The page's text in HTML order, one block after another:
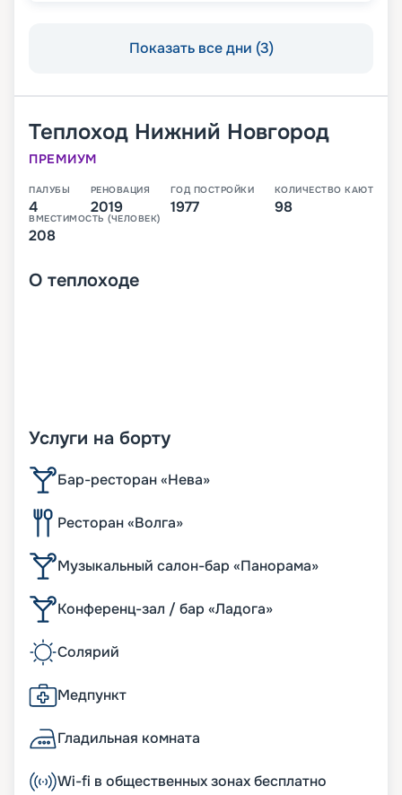
Показать все дни (3)
Теплоход Нижний Новгород
ПРЕМИУМ
ПАЛУБЫ
4
РЕНОВАЦИЯ
2019
ГОД ПОСТРОЙКИ
1977
КОЛИЧЕСТВО КАЮТ
98
ВМЕСТИМОСТЬ (ЧЕЛОВЕК)
208
О теплоходе
Услуги на борту
Бар-ресторан «Нева»
Ресторан «Волга»
Музыкальный салон-бар «Панорама»
Конференц-зал / бар «Ладога»
Солярий
Медпункт
Гладильная комната
Wi-fi в общественных зонах бесплатно